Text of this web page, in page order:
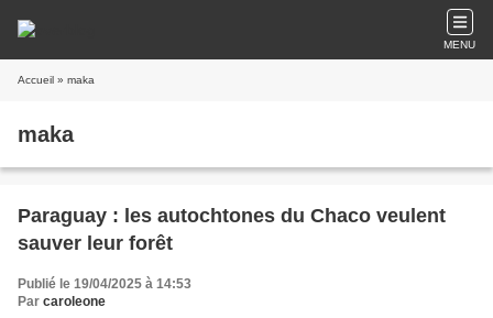
MENU
Accueil » maka
maka
Paraguay : les autochtones du Chaco veulent
sauver leur forêt
Publié le 19/04/2025 à 14:53
Par caroleone